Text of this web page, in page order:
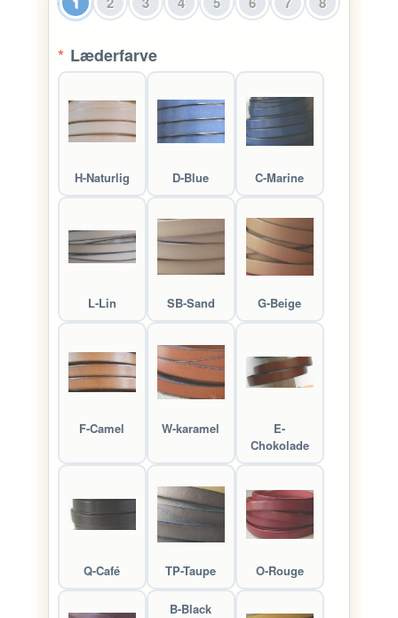
* Læderfarve
H-Naturlig D-Blue C-Marine
L-Lin SB-Sand G-Beige
F-Camel W-karamel
E-
Chokolade
Q-Café TP-Taupe O-Rouge
B-Black